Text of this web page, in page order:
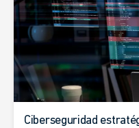
Ciberseguridad